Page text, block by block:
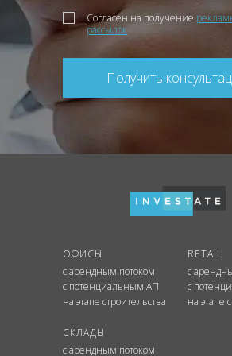
Согласен на получение
рассылок
Получить
ОФИСЫ
с арендным потоком
с потенциальным АП
на этапе строительства
RETAIL
с
с
на этапе
СКЛАДЫ
с арендным потоком